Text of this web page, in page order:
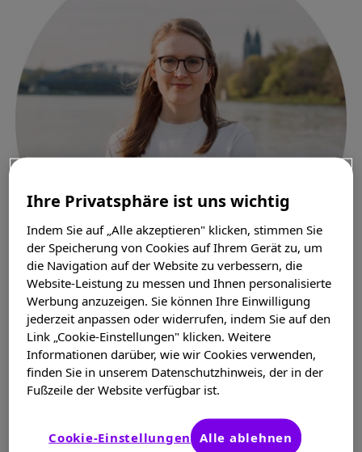
Sophie
Über mich
Ihre Privatsphäre ist uns wichtig
Indem Sie auf „Alle akzeptieren" klicken, stimmen Sie
der Speicherung von Cookies auf Ihrem Gerät zu, um
die Navigation auf der Website zu verbessern, die
Website-Leistung zu messen und Ihnen personalisierte
Werbung anzuzeigen. Sie können Ihre Einwilligung
jederzeit anpassen oder widerrufen, indem Sie auf den
Link „Cookie-Einstellungen" klicken. Weitere
Informationen darüber, wie wir Cookies verwenden,
finden Sie in unserem Datenschutzhinweis, der in der
Fußzeile der Website verfügbar ist.
Cookie-Einstellungen Alle ablehnen